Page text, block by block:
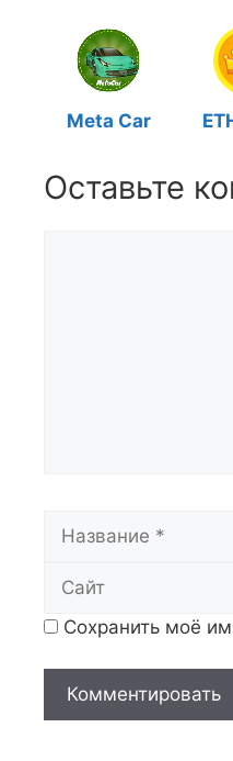
Meta Car
Оставьте
Сохранить моё